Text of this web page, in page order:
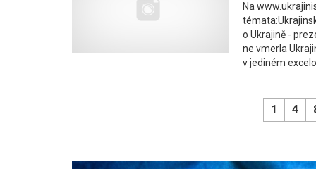
Na
o Ukrajině -
ne vmerla
v jediném
1 4